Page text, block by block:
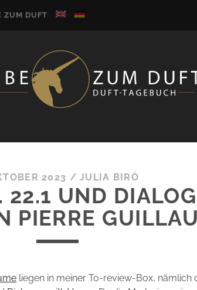
ZUM DUFT
2023 /JULIA BIRÓ
22.1 UND
PIERRE
liegen in meiner To-review-Box, nämlich